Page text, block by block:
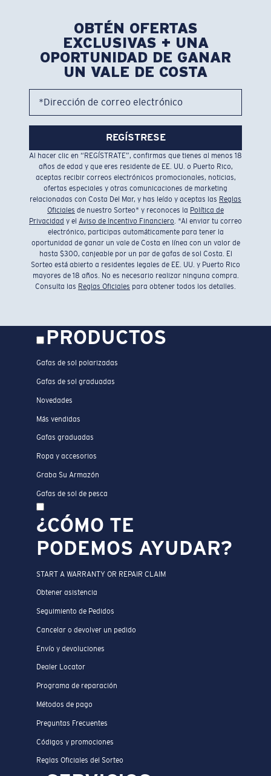
OBTÉN OFERTAS
EXCLUSIVAS + UNA
OPORTUNIDAD DE GANAR
UN VALE DE COSTA
*Dirección de correo electrónico
REGÍSTRESE
Al hacer clic en “REGÍSTRATE”, confirmas que tienes al menos 18
años de edad y que eres residente de EE. UU. o Puerto Rico,
aceptas recibir correos electrónicos promocionales, noticias,
ofertas especiales y otras comunicaciones de marketing
relacionadas con Costa Del Mar, y has leído y aceptas las Reglas
Oficiales de nuestro Sorteo* y reconoces la Política de
Privacidad y el Aviso de Incentivo Financiero. *Al enviar tu correo
electrónico, participas automáticamente para tener la
oportunidad de ganar un vale de Costa en línea con un valor de
hasta $300, canjeable por un par de gafas de sol Costa. El
Sorteo está abierto a residentes legales de EE. UU. y Puerto Rico
mayores de 18 años. No es necesario realizar ninguna compra.
Consulta las Reglas Oficiales para obtener todos los detalles.
PRODUCTOS
Gafas de sol polarizadas
Gafas de sol graduadas
Novedades
Más vendidas
Gafas graduadas
Ropa y accesorios
Graba Su Armazón
Gafas de sol de pesca
¿CÓMO TE
PODEMOS AYUDAR?
START A WARRANTY OR REPAIR CLAIM
Obtener asistencia
Seguimiento de Pedidos
Cancelar o devolver un pedido
Envío y devoluciones
Dealer Locator
Programa de reparación
Métodos de pago
Preguntas Frecuentes
Códigos y promociones
Reglas Oficiales del Sorteo